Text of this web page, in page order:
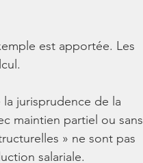
est apportée. Les
jurisprudence de la
maintien partiel ou sans
» ne sont pas
salariale.